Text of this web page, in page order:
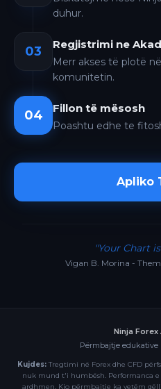
duhur.
03 Regjistrimi ne
Merr akses të plotë
komunitetin.
04 Fillon të mësosh
Poashtu edhe te
Apliko
"Your Chart
Vigan B. Morina -
Ninja Forex
Përmbajtje
Kujdes:Tregtimi në Forex dhe CFD
nuk mund t'i humbësh. Performanca
ardhmen. Kjo përmbajtje ka vetëm